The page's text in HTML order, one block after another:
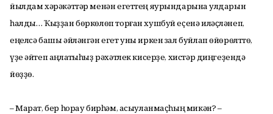
йылдам хәрәкәттәр менән егеттең яурындарына ҡулдарын
һалды… Ҡыҙҙан бөркөлөп торған хушбуй еҫенә иләҫләнеп,
еңелсә башы әйләнгән егет уны иркен зал буйлап өйөрөлттө,
үҙе әйтеп аңлатҡыһыҙ рәхәтлек кисерҙе, хистәр диңгеҙендә
йөҙҙө.
– Марат, бер һорау бирһәм, асыуланмаҫһың микән? –